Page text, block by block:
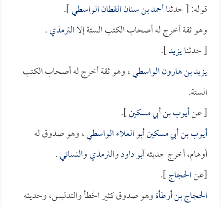
قوله: [ حدثناأحمد بن سنان القطان الواسطي].
وهو ثقة أخرج له أصحاب الكتب الستة إلاالترمذي.
[ حدثنايزيد].
يزيد بن هارون الواسطي، وهو ثقة أخرج له أصحاب الكتب
الستة.
[ عنأيوب بن أبي مسكين].
أيوب بن أبي مسكين أبو العلاء الواسطي، وهو صدوق له
أوهام، أخرج حديثهأبو داودوالترمذيوالنسائي.
[عنالحجاج].
الحجاج بن أرطأةوهو صدوق كثير الخطأ والتدليس، وحديثه